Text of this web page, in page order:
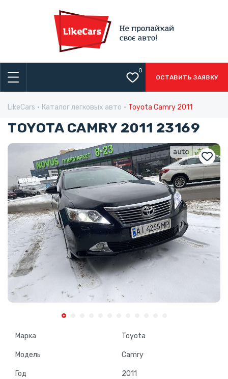
0
ОСТАВИТЬ ЗАЯВКУ
LikeCars Каталог легковых авто Toyota Camry 2011
TOYOTA CAMRY 2011 23169
Марка Toyota
Модель Camry
Год 2011